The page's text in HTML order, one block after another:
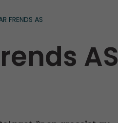
FRENDS AS
AS